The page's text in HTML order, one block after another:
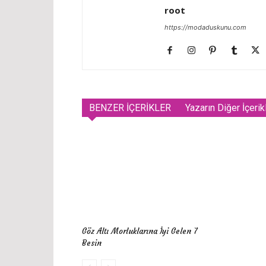
root
https://modaduskunu.com
BENZER İÇERİKLER Yazarın Diğer
Göz Altı Morluklarına İyi Gelen 7
Besin